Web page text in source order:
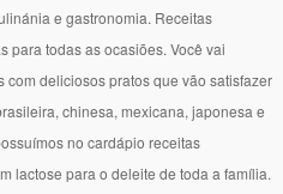
e gastronomia. Receitas
para todas as ocasiões. Você vai
deliciosos pratos que vão satisfazer
chinesa, mexicana, japonesa e
no cardápio receitas
lactose para o deleite de toda a família.